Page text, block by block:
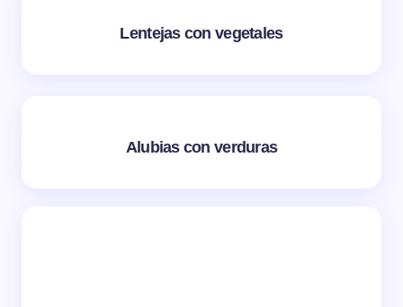
Lentejas con vegetales
Alubias con verduras